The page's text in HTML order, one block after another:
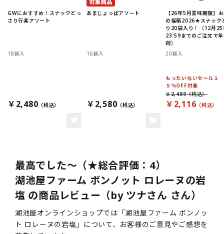
GWにおすすめ！スナックどっ
さり行楽アソート
18袋入
￥2,480
あまじょっぱアソート
16袋入
￥2,580
【26年5月賞味期限】
の福箱2026★スナック
り20袋入り！（12月25
23:59までのご注文で
荷）
20袋入
もったいないセール１
５％OFF対象
￥2,116
￥2,489
最高でした～（★総合評価：4）
湖池屋ファーム ボンノット ロレーヌの岩
塩 の商品レビュー（by ツナさん さん）
湖池屋オンラインショップでは「湖池屋ファーム ボンノッ
ト ロレーヌの岩塩」について、お客様のご意見やご感想を